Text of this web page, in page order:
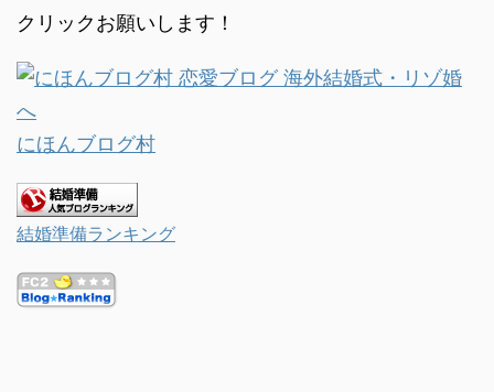
クリックお願いします！
にほんブログ村
結婚準備ランキング